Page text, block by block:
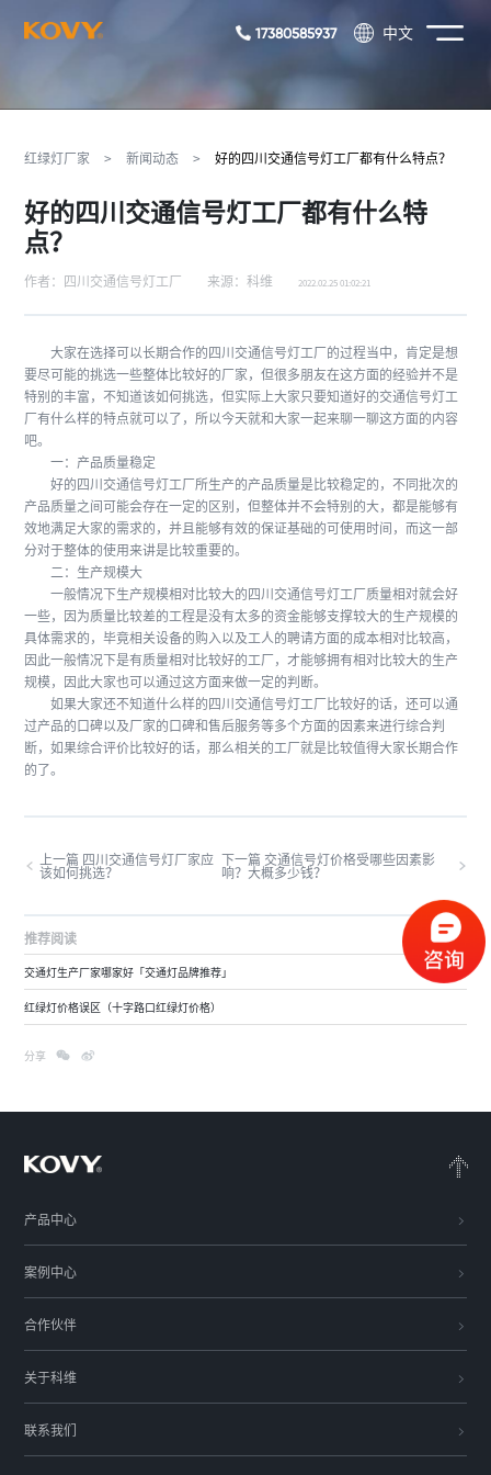
17380585937 中文
红绿灯厂家 > 新闻动态 > 好的四川交通信号灯工厂都有什么特点？
好的四川交通信号灯工厂都有什么特
点？
作者：四川交通信号灯工厂 来源：科维 2022.02.25 01:02:21
大家在选择可以长期合作的四川交通信号灯工厂的过程当中，肯定是想
要尽可能的挑选一些整体比较好的厂家，但很多朋友在这方面的经验并不是
特别的丰富，不知道该如何挑选，但实际上大家只要知道好的交通信号灯工
厂有什么样的特点就可以了，所以今天就和大家一起来聊一聊这方面的内容
吧。
一：产品质量稳定
好的四川交通信号灯工厂所生产的产品质量是比较稳定的，不同批次的
产品质量之间可能会存在一定的区别，但整体并不会特别的大，都是能够有
效地满足大家的需求的，并且能够有效的保证基础的可使用时间，而这一部
分对于整体的使用来讲是比较重要的。
二：生产规模大
一般情况下生产规模相对比较大的四川交通信号灯工厂质量相对就会好
一些，因为质量比较差的工程是没有太多的资金能够支撑较大的生产规模的
具体需求的，毕竟相关设备的购入以及工人的聘请方面的成本相对比较高，
因此一般情况下是有质量相对比较好的工厂，才能够拥有相对比较大的生产
规模，因此大家也可以通过这方面来做一定的判断。
如果大家还不知道什么样的四川交通信号灯工厂比较好的话，还可以通
过产品的口碑以及厂家的口碑和售后服务等多个方面的因素来进行综合判
断，如果综合评价比较好的话，那么相关的工厂就是比较值得大家长期合作
的了。
上一篇 四川交通信号灯厂家应
该如何挑选？
下一篇 交通信号灯价格受哪些因素影
响？大概多少钱？
推荐阅读
交通灯生产厂家哪家好「交通灯品牌推荐」
红绿灯价格误区（十字路口红绿灯价格）
分享
产品中心
案例中心
合作伙伴
关于科维
联系我们